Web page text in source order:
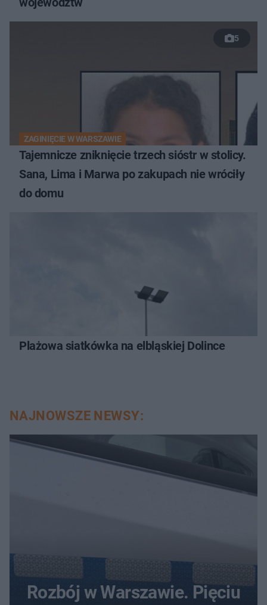
5
ZAGINIĘCIE W WARSZAWIE
Tajemnicze zniknięcie trzech sióstr w stolicy.
Sana, Lima i Marwa po zakupach nie wróciły
do domu
Plażowa siatkówka na elbląskiej Dolince
NAJNOWSZE NEWSY:
Rozbój w Warszawie. Pięciu